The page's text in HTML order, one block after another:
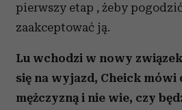
pierwszy etap , żeby
zaakceptować ją.
Lu wchodzi w nowy
się na wyjazd, Cheick mówi
mężczyzną i nie wie, czy